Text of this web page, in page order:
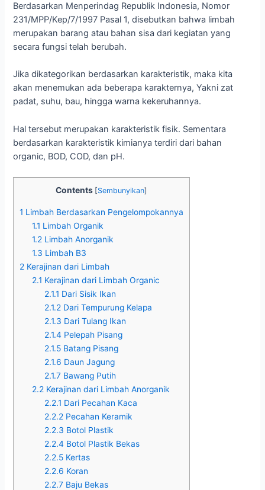
Berdasarkan Menperindag Republik Indonesia, Nomor
231/MPP/Kep/7/1997 Pasal 1, disebutkan bahwa limbah
merupakan barang atau bahan sisa dari kegiatan yang
secara fungsi telah berubah.
Jika dikategorikan berdasarkan karakteristik, maka kita
akan menemukan ada beberapa karakternya, Yakni zat
padat, suhu, bau, hingga warna kekeruhannya.
Hal tersebut merupakan karakteristik fisik. Sementara
berdasarkan karakteristik kimianya terdiri dari bahan
organic, BOD, COD, dan pH.
Contents [Sembunyikan]
1 Limbah Berdasarkan Pengelompokannya
1.1 Limbah Organik
1.2 Limbah Anorganik
1.3 Limbah B3
2 Kerajinan dari Limbah
2.1 Kerajinan dari Limbah Organic
2.1.1 Dari Sisik Ikan
2.1.2 Dari Tempurung Kelapa
2.1.3 Dari Tulang Ikan
2.1.4 Pelepah Pisang
2.1.5 Batang Pisang
2.1.6 Daun Jagung
2.1.7 Bawang Putih
2.2 Kerajinan dari Limbah Anorganik
2.2.1 Dari Pecahan Kaca
2.2.2 Pecahan Keramik
2.2.3 Botol Plastik
2.2.4 Botol Plastik Bekas
2.2.5 Kertas
2.2.6 Koran
2.2.7 Baju Bekas